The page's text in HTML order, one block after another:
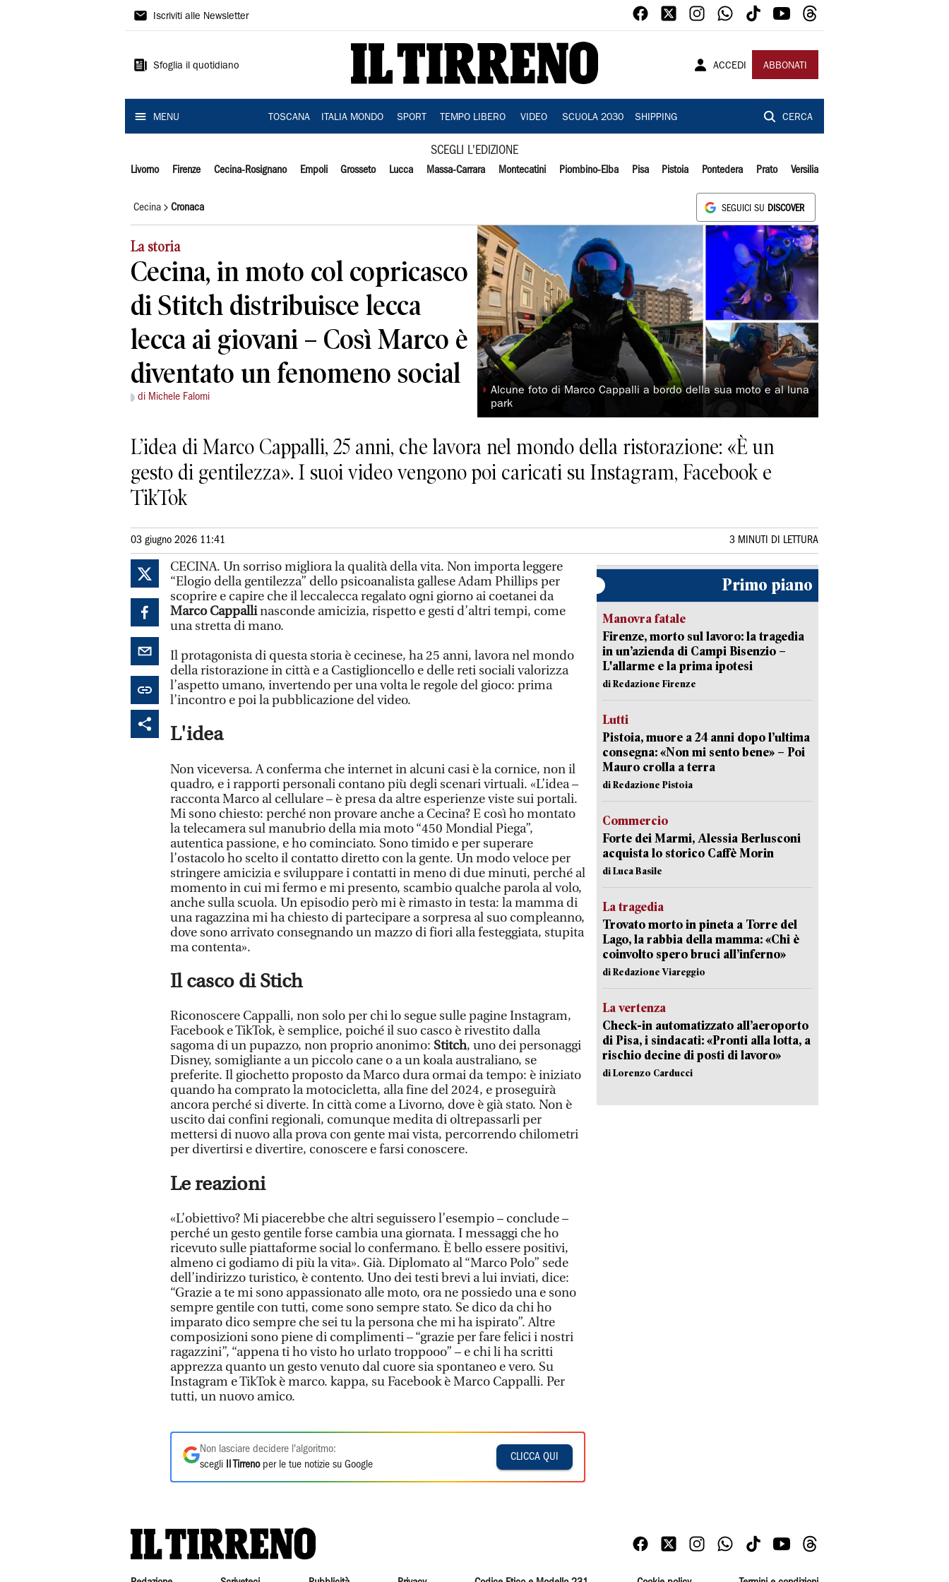
Il
Iscriviti alle Newsletter
Sfoglia il quotidiano ACCEDI ABBONATI
MENU TOSCANA ITALIA MONDO SPORT TEMPO LIBERO VIDEO SCUOLA 2030 SHIPPING CERCA
SCEGLI L'EDIZIONE
Livorno Firenze Cecina-Rosignano Empoli Grosseto Lucca Massa-Carrara Montecatini Piombino-Elba Pisa Pistoia Pontedera Prato Versilia
Cecina Cronaca SEGUICI SU DISCOVER
La storia
Cecina, in moto col copricasco
di Stitch distribuisce lecca
lecca ai giovani – Così Marco è
diventato un fenomeno social
di Michele Falorni ◗ Alcune foto di Marco Cappalli a bordo della sua moto e al luna
park
L’idea di Marco Cappalli, 25 anni, che lavora nel mondo della ristorazione: «È un
gesto di gentilezza». I suoi video vengono poi caricati su Instagram, Facebook e
TikTok
03 giugno 2026 11:41 3 MINUTI DI LETTURA
CECINA. Un sorriso migliora la qualità della vita. Non importa leggere
“Elogio della gentilezza” dello psicoanalista gallese Adam Phillips per
scoprire e capire che il leccalecca regalato ogni giorno ai coetanei da
Marco Cappallinasconde amicizia, rispetto e gesti d’altri tempi, come
una stretta di mano.
Il protagonista di questa storia è cecinese, ha 25 anni, lavora nel mondo
della ristorazione in città e a Castiglioncello e delle reti sociali valorizza
l’aspetto umano, invertendo per una volta le regole del gioco: prima
l’incontro e poi la pubblicazione del video.
L'idea
Non viceversa. A conferma che internet in alcuni casi è la cornice, non il
quadro, e i rapporti personali contano più degli scenari virtuali. «L’idea –
racconta Marco al cellulare – è presa da altre esperienze viste sui portali.
Mi sono chiesto: perché non provare anche a Cecina? E così ho montato
la telecamera sul manubrio della mia moto “450 Mondial Piega”,
autentica passione, e ho cominciato. Sono timido e per superare
l’ostacolo ho scelto il contatto diretto con la gente. Un modo veloce per
stringere amicizia e sviluppare i contatti in meno di due minuti, perché al
momento in cui mi fermo e mi presento, scambio qualche parola al volo,
anche sulla scuola. Un episodio però mi è rimasto in testa: la mamma di
una ragazzina mi ha chiesto di partecipare a sorpresa al suo compleanno,
dove sono arrivato consegnando un mazzo di fiori alla festeggiata, stupita
ma contenta».
Il casco di Stich
Riconoscere Cappalli, non solo per chi lo segue sulle pagine Instagram,
Facebook e TikTok, è semplice, poiché il suo casco è rivestito dalla
sagoma di un pupazzo, non proprio anonimo: Stitch, uno dei personaggi
Disney, somigliante a un piccolo cane o a un koala australiano, se
preferite. Il giochetto proposto da Marco dura ormai da tempo: è iniziato
quando ha comprato la motocicletta, alla fine del 2024, e proseguirà
ancora perché si diverte. In città come a Livorno, dove è già stato. Non è
uscito dai confini regionali, comunque medita di oltrepassarli per
mettersi di nuovo alla prova con gente mai vista, percorrendo chilometri
per divertirsi e divertire, conoscere e farsi conoscere.
Le reazioni
«L’obiettivo? Mi piacerebbe che altri seguissero l’esempio – conclude –
perché un gesto gentile forse cambia una giornata. I messaggi che ho
ricevuto sulle piattaforme social lo confermano. È bello essere positivi,
almeno ci godiamo di più la vita». Già. Diplomato al “Marco Polo” sede
dell’indirizzo turistico, è contento. Uno dei testi brevi a lui inviati, dice:
“Grazie a te mi sono appassionato alle moto, ora ne possiedo una e sono
sempre gentile con tutti, come sono sempre stato. Se dico da chi ho
imparato dico sempre che sei tu la persona che mi ha ispirato”. Altre
composizioni sono piene di complimenti – “grazie per fare felici i nostri
ragazzini”, “appena ti ho visto ho urlato troppooo” – e chi li ha scritti
apprezza quanto un gesto venuto dal cuore sia spontaneo e vero. Su
Instagram e TikTok è marco. kappa, su Facebook è Marco Cappalli. Per
tutti, un nuovo amico.
Non lasciare decidere l'algoritmo:
scegli
Il Tirrenoper le tue notizie su Google
CLICCA QUI
Primo piano
Manovra fatale
Firenze, morto sul lavoro: la tragedia
in un’azienda di Campi Bisenzio –
L'allarme e la prima ipotesi
di Redazione Firenze
Lutti
Pistoia, muore a 24 anni dopo l’ultima
consegna: «Non mi sento bene» – Poi
Mauro crolla a terra
di Redazione Pistoia
Commercio
Forte dei Marmi, Alessia Berlusconi
acquista lo storico Caffè Morin
di Luca Basile
La tragedia
Trovato morto in pineta a Torre del
Lago, la rabbia della mamma: «Chi è
coinvolto spero bruci all’inferno»
di Redazione Viareggio
La vertenza
Check-in automatizzato all’aeroporto
di Pisa, i sindacati: «Pronti alla lotta, a
rischio decine di posti di lavoro»
di Lorenzo Carducci